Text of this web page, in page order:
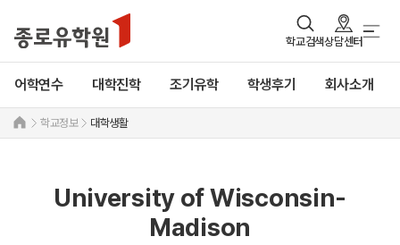
학교검색상담센터
어학연수 대학진학 조기유학 학생후기 회사소개
학교정보 대학생활
University of Wisconsin-
Madison